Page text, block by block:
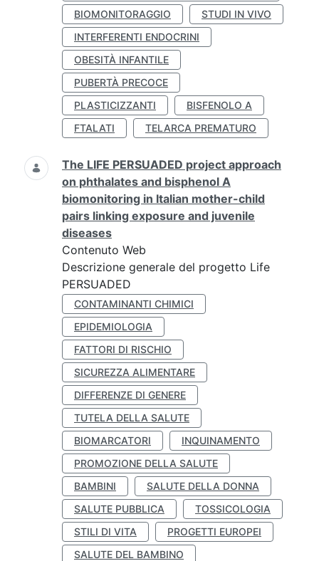
BIOMONITORAGGIO
STUDI IN VIVO
INTERFERENTI ENDOCRINI
OBESITÀ INFANTILE
PUBERTÀ PRECOCE
PLASTICIZZANTI
BISFENOLO A
FTALATI
TELARCA PREMATURO
The LIFE PERSUADED project approach
on phthalates and bisphenol A
biomonitoring in Italian mother-child
pairs linking exposure and juvenile
diseases
Contenuto Web
Descrizione generale del progetto Life
PERSUADED
CONTAMINANTI CHIMICI
EPIDEMIOLOGIA
FATTORI DI RISCHIO
SICUREZZA ALIMENTARE
DIFFERENZE DI GENERE
TUTELA DELLA SALUTE
BIOMARCATORI
INQUINAMENTO
PROMOZIONE DELLA SALUTE
BAMBINI
SALUTE DELLA DONNA
SALUTE PUBBLICA
TOSSICOLOGIA
STILI DI VITA
PROGETTI EUROPEI
SALUTE DEL BAMBINO